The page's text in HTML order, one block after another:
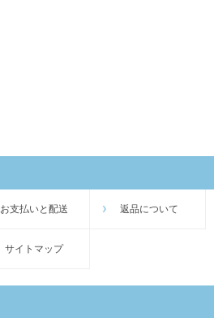
お支払いと配送 返品について
サイトマップ